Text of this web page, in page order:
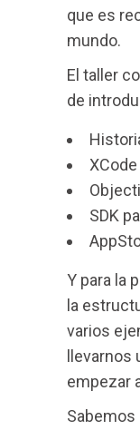
que es
mundo.
El taller
de
XCode
SDK
Y para la
la
varios
llevarnos
empezar
Sabemos